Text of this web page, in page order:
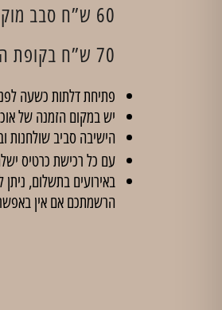
60 ש”ח סבב מוקדמות שני
70 ש”ח בקופת המופע
פתיחת דלתות כשעה
יש במקום הזמנה של
הישיבה סביב שולחנות
עם כל רכישת כרטיס ישלח קוד קופון
הרשמתכם אם אין